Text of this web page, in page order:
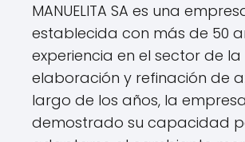
MANUELITA SA es una
establecida con más de 50
experiencia en el sector de la
elaboración y refinación de
largo de los años, la
demostrado su capacidad